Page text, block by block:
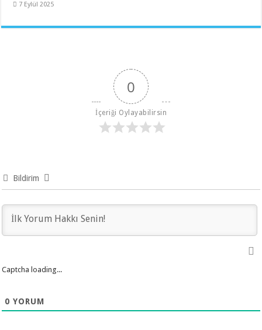
7 Eylül 2025
0
İçeriği Oylayabilirsin
Bildirim
Captcha loading...
0 YORUM